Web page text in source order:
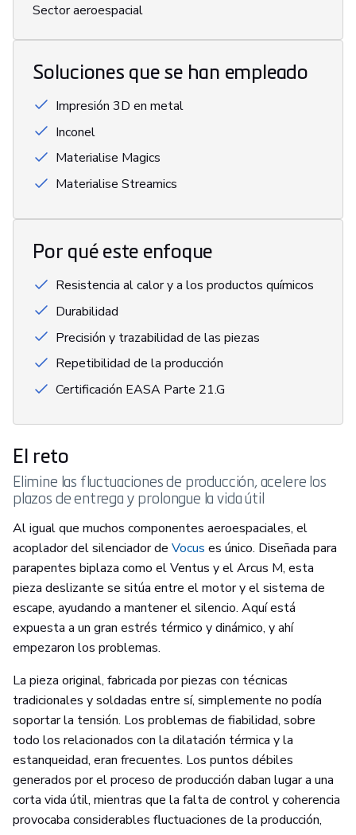
Sector aeroespacial
Soluciones que se han empleado
Impresión 3D en metal
Inconel
Materialise Magics
Materialise Streamics
Por qué este enfoque
Resistencia al calor y a los productos químicos
Durabilidad
Precisión y trazabilidad de las piezas
Repetibilidad de la producción
Certificación EASA Parte 21.G
El reto
Elimine las fluctuaciones de producción, acelere los
plazos de entrega y prolongue la vida útil
Al igual que muchos componentes aeroespaciales, el
acoplador del silenciador de Vocus es único. Diseñada para
parapentes biplaza como el Ventus y el Arcus M, esta
pieza deslizante se sitúa entre el motor y el sistema de
escape, ayudando a mantener el silencio. Aquí está
expuesta a un gran estrés térmico y dinámico, y ahí
empezaron los problemas.
La pieza original, fabricada por piezas con técnicas
tradicionales y soldadas entre sí, simplemente no podía
soportar la tensión. Los problemas de fiabilidad, sobre
todo los relacionados con la dilatación térmica y la
estanqueidad, eran frecuentes. Los puntos débiles
generados por el proceso de producción daban lugar a una
corta vida útil, mientras que la falta de control y coherencia
provocaba considerables fluctuaciones de la producción,